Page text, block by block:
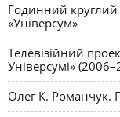
Годинний круглий
«Універсум»
Телевізійний
Універсумі»
Олег К. Романчук.